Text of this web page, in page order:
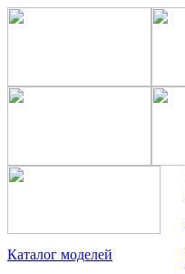
Каталог моделей